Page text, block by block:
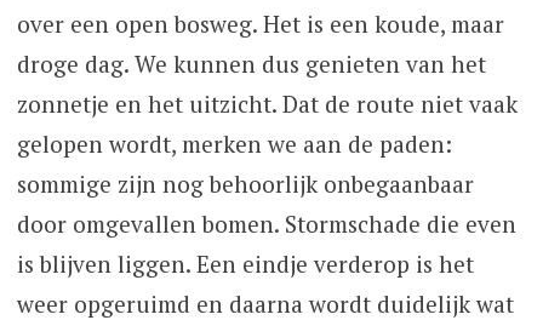
over een open bosweg. Het is een koude, maar
droge dag. We kunnen dus genieten van het
zonnetje en het uitzicht. Dat de route niet vaak
gelopen wordt, merken we aan de paden:
sommige zijn nog behoorlijk onbegaanbaar
door omgevallen bomen. Stormschade die even
is blijven liggen. Een eindje verderop is het
weer opgeruimd en daarna wordt duidelijk wat